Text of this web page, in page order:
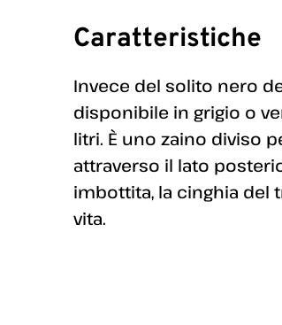
Caratteristiche
Invece del solito nero
disponibile in grigio o
litri. È uno zaino diviso
attraverso il lato
imbottita, la cinghia del
vita.